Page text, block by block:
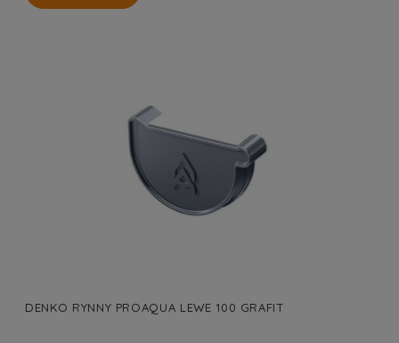
DENKO RYNNY PROAQUA LEWE 100 GRAFIT